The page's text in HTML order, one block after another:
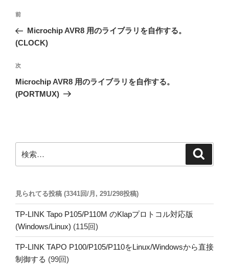
投
ナ
ゲ
ー
シ
前
の
投
前
Microchip AVR8 用のライブラリを自作する。
(CLOCK)
次
の
投
次
Microchip AVR8 用のライブラリを自作する。
(PORTMUX)
索:
見られてる投稿 (3341回/月, 291/298投稿)
TP-LINK Tapo P105/P110M のKlapプロトコル対応版
(Windows/Linux) (115回)
TP-LINK TAPO P100/P105/P110をLinux/Windowsから直接
制御する (99回)